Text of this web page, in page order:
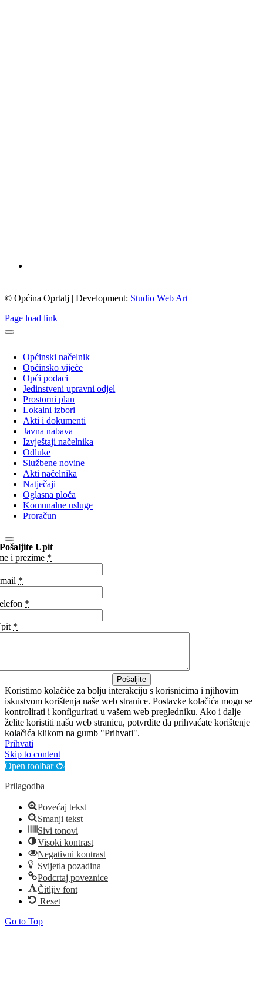
© Općina Oprtalj | Development: Studio Web Art
Page load link
Općinski načelnik
Općinsko vijeće
Opći podaci
Jedinstveni upravni odjel
Prostorni plan
Lokalni izbori
Akti i dokumenti
Javna nabava
Izvještaji načelnika
Odluke
Službene novine
Akti načelnika
Natječaji
Oglasna ploča
Komunalne usluge
Proračun
Pošaljite Upit
i prezime *
*
*
*
Pošaljite
Koristimo kolačiće za bolju interakciju s korisnicima i njihovim
iskustvom korištenja naše web stranice. Postavke kolačića mogu se
kontrolirati i konfigurirati u vašem web pregledniku. Ako i dalje
želite koristiti našu web stranicu, potvrdite da prihvaćate korištenje
kolačića klikom na gumb "Prihvati".
Prihvati
Skip to content
Open toolbar
Prilagodba
Povećaj tekst
Smanji tekst
Sivi tonovi
Visoki kontrast
Negativni kontrast
Svijetla pozadina
Podcrtaj poveznice
Čitljiv font
Reset
Go to Top